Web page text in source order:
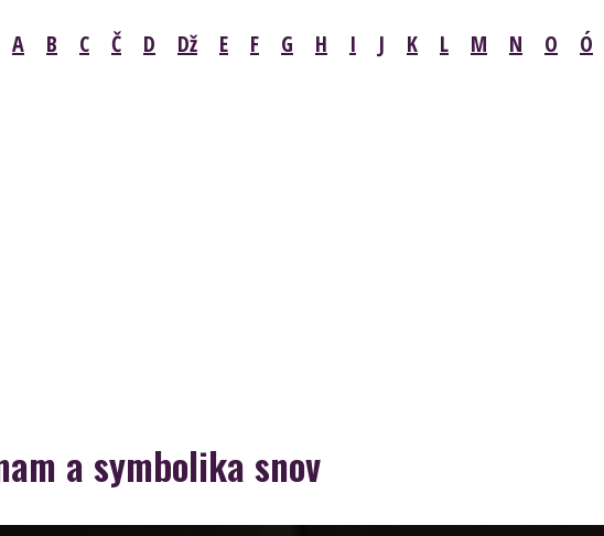
A B C Č D Dž E F G H I J K L M N O Ó
a symbolika snov